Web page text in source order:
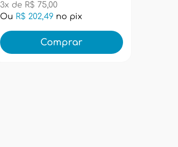
3x de R$ 75,00
Ou R$ 202,49 no pix
Comprar